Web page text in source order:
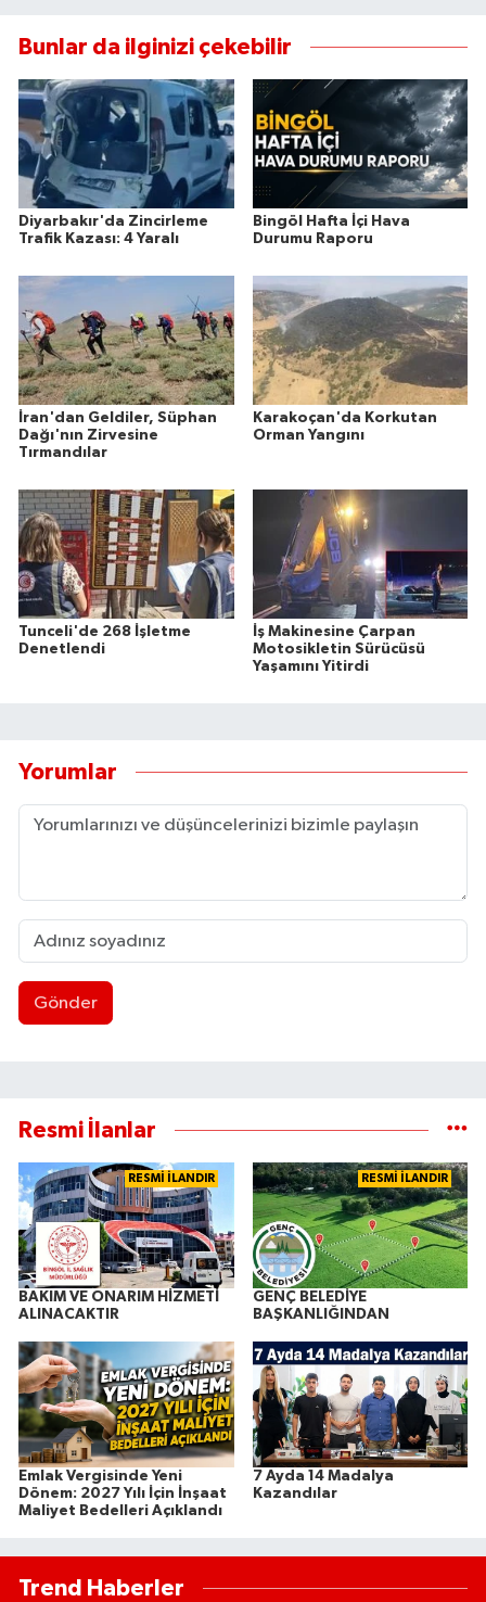
Bunlar da ilginizi çekebilir
Diyarbakır'da Zincirleme
Trafik Kazası: 4 Yaralı
Bingöl Hafta İçi Hava
Durumu Raporu
İran'dan Geldiler, Süphan
Dağı'nın Zirvesine
Tırmandılar
Karakoçan'da Korkutan
Orman Yangını
Tunceli'de 268 İşletme
Denetlendi
İş Makinesine Çarpan
Motosikletin Sürücüsü
Yaşamını Yitirdi
Yorumlar
Gönder
Resmi İlanlar
RESMİ İLANDIR
BAKIM VE ONARIM HİZMETİ
ALINACAKTIR
RESMİ İLANDIR
GENÇ BELEDİYE
BAŞKANLIĞINDAN
Emlak Vergisinde Yeni
Dönem: 2027 Yılı İçin İnşaat
Maliyet Bedelleri Açıklandı
7 Ayda 14 Madalya
Kazandılar
Trend Haberler